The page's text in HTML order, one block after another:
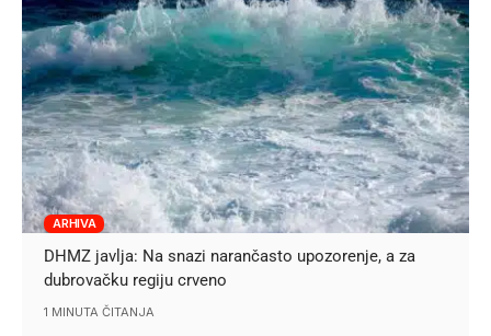
ARHIVA
DHMZ javlja: Na snazi narančasto upozorenje, a za
dubrovačku regiju crveno
1 MINUTA ČITANJA